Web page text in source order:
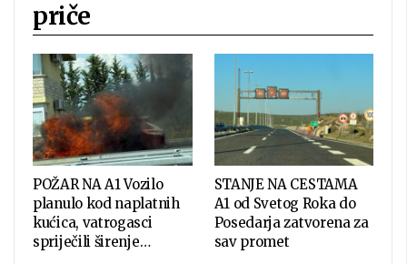
priče
POŽAR NA A1 Vozilo
planulo kod naplatnih
kućica, vatrogasci
spriječili širenje…
STANJE NA CESTAMA
A1 od Svetog Roka do
Posedarja zatvorena za
sav promet